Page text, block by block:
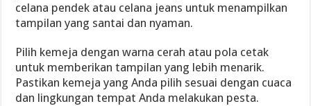
celana pendek atau celana jeans untuk menampilkan
tampilan yang santai dan nyaman.
Pilih kemeja dengan warna cerah atau pola cetak
untuk memberikan tampilan yang lebih menarik.
Pastikan kemeja yang Anda pilih sesuai dengan cuaca
dan lingkungan tempat Anda melakukan pesta.